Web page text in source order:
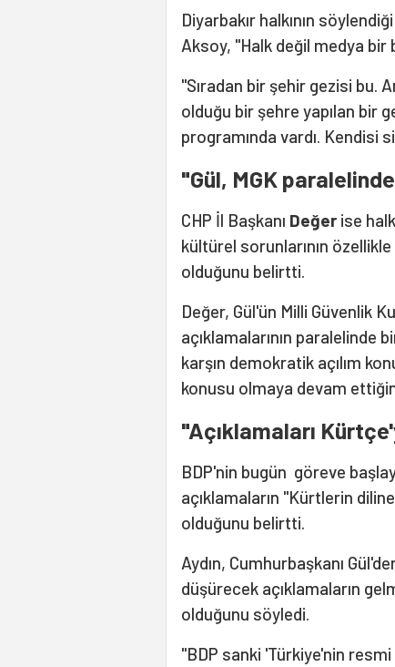
Diyarbakır halkının
Aksoy, "Halk değil medya
"Sıradan bir şehir gezisi bu.
olduğu bir şehre yapılan bir
programında vardı. Kendisi
"Gül, MGK
CHP İl Başkanı Değer ise
kültürel sorunlarının
olduğunu belirtti.
Değer, Gül'ün Milli Güvenlik
açıklamalarının paralelinde
karşın demokratik açılım
konusu olmaya devam
"Açıklamaları
BDP'nin bugün göreve
açıklamaların "Kürtlerin diline
olduğunu belirtti.
Aydın, Cumhurbaşkanı
düşürecek açıklamaların
olduğunu söyledi.
"BDP sanki 'Türkiye'nin